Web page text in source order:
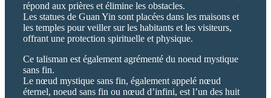
répond aux prières et élimine les obstacles.
Les statues de Guan Yin sont placées dans les maisons et
les temples pour veiller sur les habitants et les visiteurs,
offrant une protection spirituelle et physique.
Ce talisman est également agrémenté du noeud mystique
sans fin.
Le nœud mystique sans fin, également appelé nœud
éternel, noeud sans fin ou nœud d’infini, est l’un des huit